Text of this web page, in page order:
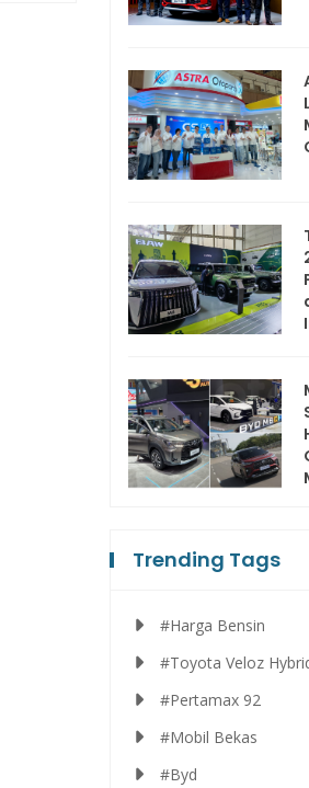
Trending Tags
#Harga Bensin
#Toyota Veloz
#Pertamax 92
#Mobil Bekas
#Byd